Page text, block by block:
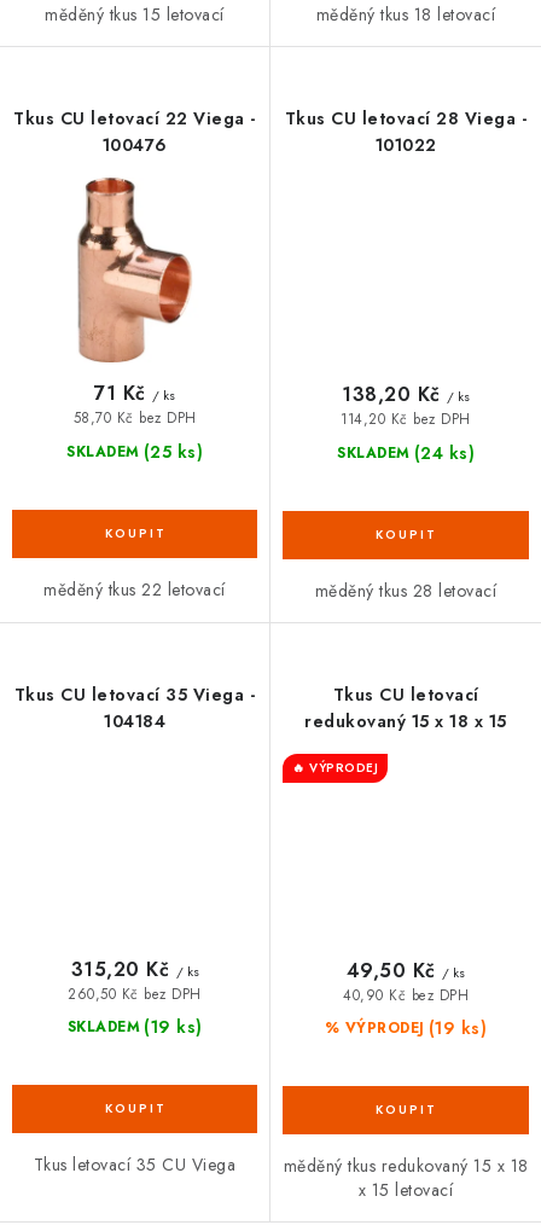
měděný tkus 15 letovací měděný tkus 18 letovací
Tkus CU letovací 22 Viega -
100476
SKLADEM (25 ks)
58,70 Kč bez DPH
71 Kč / ks
měděný tkus 22 letovací
Tkus CU letovací 28 Viega -
101022
SKLADEM (24 ks)
114,20 Kč bez DPH
138,20 Kč / ks
měděný tkus 28 letovací
Tkus CU letovací 35 Viega -
104184
SKLADEM (19 ks)
260,50 Kč bez DPH
315,20 Kč / ks
Tkus letovací 35 CU Viega
Tkus CU letovací
redukovaný 15 x 18 x 15
🔥 VÝPRODEJ
% VÝPRODEJ (19 ks)
40,90 Kč bez DPH
49,50 Kč / ks
měděný tkus redukovaný 15 x 18
x 15 letovací